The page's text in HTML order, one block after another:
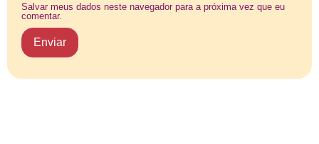
Salvar meus dados neste navegador para a próxima vez que eu
comentar.